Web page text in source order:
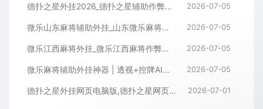
德扑之星外挂2026_德扑之星辅助作弊软件_德扑之星透视器下载 2026-07-05
微乐山东麻将辅助外挂_山东微乐麻将作弊软件透视下载 2026-07-05
微乐江西麻将外挂_微乐江西麻将作弊辅助软件 2026-07-05
微乐麻将辅助外挂神器 | 透视+控牌AI智能辅助，轻松连胜全场！ 2026-07-05
德扑之星外挂网页电脑版,德扑之星网页版透视辅助器 2026-07-01